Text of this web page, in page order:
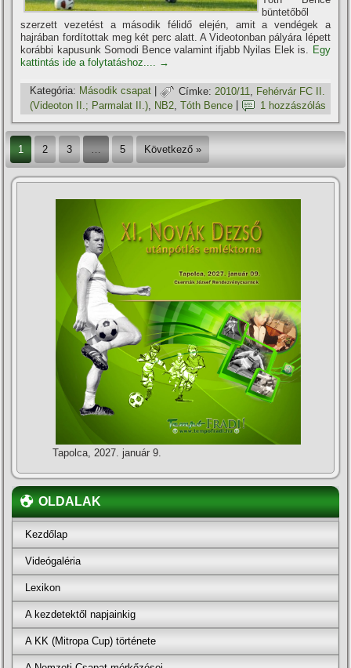
büntetőből
szerzett vezetést a második félidő elején, amit a vendégek a
hajrában fordí­tottak meg két perc alatt. A Videotonban pályára lépett
korábbi kapusunk Somodi Bence valamint ifjabb Nyilas Elek is. Egy
kattintás ide a folytatáshoz.... →
Kategória: Második csapat | Címke: 2010/11
Fehérvár FC II.
(Videoton II.; Parmalat II.) NB2 ,Tóth Bence 1 hozzászólás
1 2 3 … 5 Következő »
Tapolca, 2027. január 9.
OLDALAK
Kezdőlap
Videógaléria
Lexikon
A kezdetektől napjainkig
A KK (Mitropa Cup) története